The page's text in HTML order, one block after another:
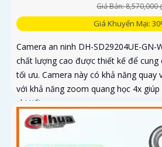
Giá Bán: 8,570,000
Giá Khuyến Mại:
Camera an ninh DH-SD29204UE-GN-
chất lượng cao được thiết kế để cung
tối ưu. Camera này có khả năng quay
với khả năng zoom quang học 4x
chi tiết